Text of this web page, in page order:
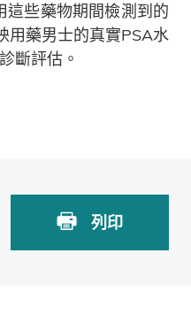
些藥物期間檢測到的
用藥男士的真實PSA水
斷評估。
列印